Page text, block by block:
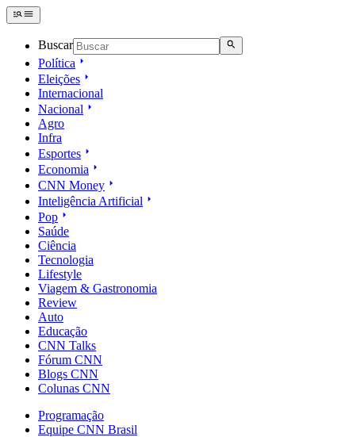
Buscar
Política
Eleições
Internacional
Nacional
Agro
Infra
Esportes
Economia
CNN Money
Inteligência Artificial
Pop
Saúde
Ciência
Tecnologia
Lifestyle
Viagem & Gastronomia
Review
Auto
Educação
CNN Talks
Fórum CNN
Blogs CNN
Colunas CNN
Programação
Equipe CNN Brasil